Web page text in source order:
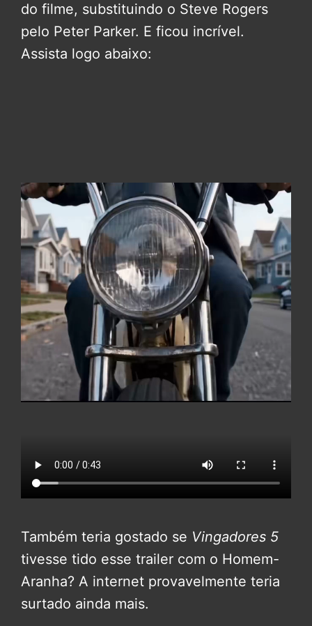
do filme, substituindo o Steve Rogers
pelo Peter Parker. E ficou incrível.
Assista logo abaixo:
Também teria gostado se Vingadores 5
tivesse tido esse trailer com o Homem-
Aranha? A internet provavelmente teria
surtado ainda mais.